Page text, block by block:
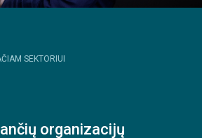
SEKTORIUI
organizacijų